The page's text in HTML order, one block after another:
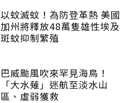
以蚊滅蚊！為防登革熱 美國
加州將釋放48萬隻雄性埃及
斑蚊抑制繁殖
巴威颱風吹來罕見海鳥！
「大水薙」迷航至淡水山
區、虛弱獲救